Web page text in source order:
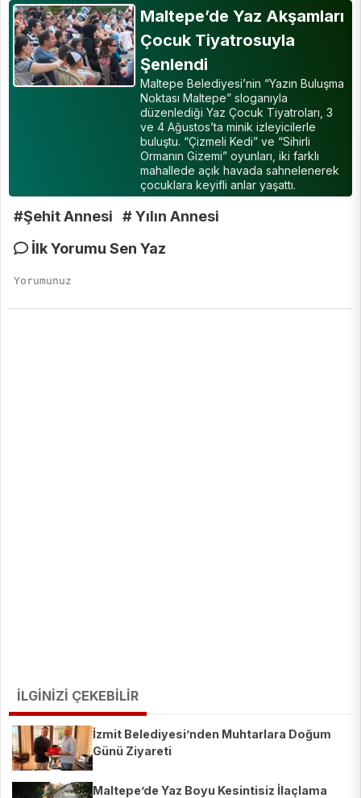
Maltepe’de Yaz Akşamları
Çocuk Tiyatrosuyla
Şenlendi
Maltepe Belediyesi’nin “Yazın Buluşma
Noktası Maltepe” sloganıyla
düzenlediği Yaz Çocuk Tiyatroları, 3
ve 4 Ağustos’ta minik izleyicilerle
buluştu. “Çizmeli Kedi” ve “Sihirli
Ormanın Gizemi” oyunları, iki farklı
mahallede açık havada sahnelenerek
çocuklara keyifli anlar yaşattı.
#Şehit Annesi
# Yılın Annesi
İlk Yorumu Sen Yaz
İLGİNİZİ ÇEKEBİLİR
İzmit Belediyesi’nden Muhtarlara Doğum
Günü Ziyareti
Maltepe’de Yaz Boyu Kesintisiz İlaçlama